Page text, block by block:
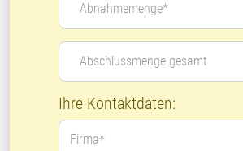
Abnahmemenge*
Abschlussmenge gesamt
Ihre Kontaktdaten:
Firma*